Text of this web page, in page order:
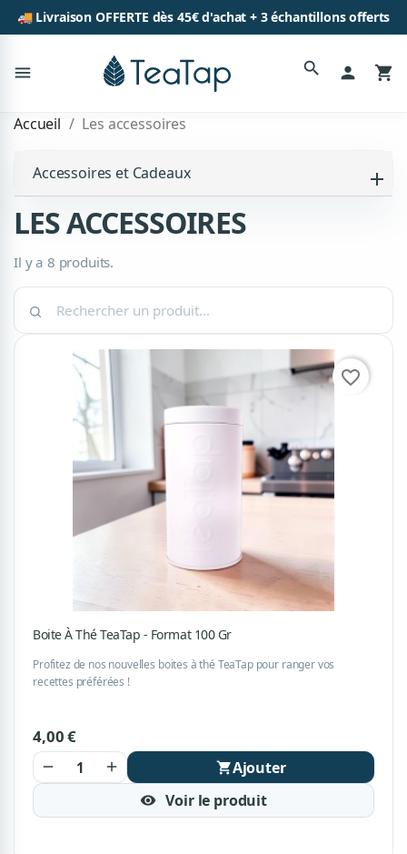
🚚 Livraison OFFERTE dès 45€ d'achat + 3 échantillons offerts
menu search person shopping_cart
Accueil Les accessoires
Accessoires et Cadeaux
LES ACCESSOIRES
Il y a 8 produits.
Rechercher
produit
Boite À Thé TeaTap - Format 100 Gr
Profitez de nos nouvelles boites à thé TeaTap pour ranger vos
recettes préférées !
4,00 €
remove add shopping_cartAjouter
visibility Voir le produit
favorite_border